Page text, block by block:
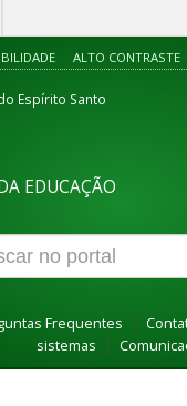
ALTO CONTRASTE
Espírito Santo
EDUCAÇÃO
Frequentes
sistemas